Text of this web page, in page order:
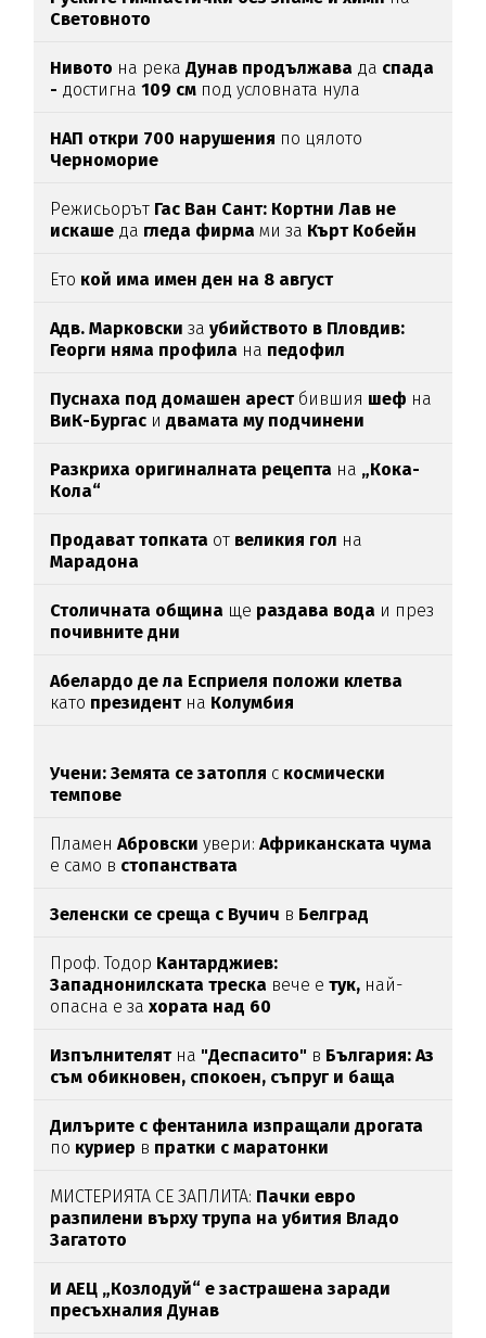
Световното
Нивото на рекаДунав продължава да спада
- достигна109 см под условната нула
НАП откри 700 нарушения по цялото
Черноморие
Режисьорът Гас Ван Сант: Кортни Лав не
искаше да гледа фирма ми за Кърт Кобейн
Ето кой има имен ден на 8 август
Адв. Марковски заубийството в Пловдив:
Георги няма профила на педофил
Пуснаха под домашен арестбившия шеф на
ВиК-Бургас и двамата му подчинени
Разкриха оригиналната рецепта на „Кока-
Кола“
Продават топката от великия гол на
Марадона
Столичната община ще раздава вода и през
почивните дни
Абелардо де ла Есприеля положи клетва
като президент на Колумбия
Учени: Земята се затопля с космически
темпове
ПламенАбровски увери:Африканската чума
е само в стопанствата
Зеленски се среща с Вучич в Белград
Проф. Тодор Кантарджиев:
Западнонилската треска вече етук, най-
опасна е захората над 60
Изпълнителятна "Деспасито" в България: Аз
съм обикновен, спокоен, съпруг и баща
Дилърите с фентанила изпращали дрогата
по куриер в пратки с маратонки
МИСТЕРИЯТА СЕ ЗАПЛИТА: Пачки евро
разпилени върху трупа на убития Владо
Загатото
И АЕЦ „Козлодуй“ е застрашена заради
пресъхналия Дунав